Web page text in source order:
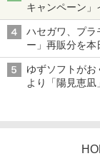
キャンペーン」
子どもが楽しめ
追求
ハセガワ、プラ
ー」再販分を本
ゆずソフトがお
より「陽見恵凪